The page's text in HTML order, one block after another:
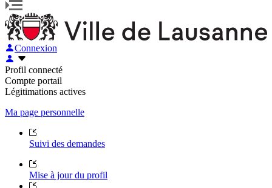
Connexion
Profil connecté
Compte portail
Légitimations actives
Ma page personnelle
Suivi des demandes
Mise à jour du profil